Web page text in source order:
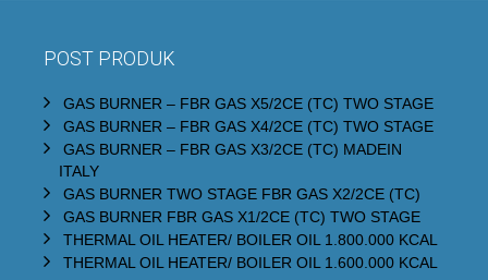
POST PRODUK
GAS BURNER – FBR GAS X5/2CE (TC) TWO STAGE
GAS BURNER – FBR GAS X4/2CE (TC) TWO STAGE
GAS BURNER – FBR GAS X3/2CE (TC) MADEIN
ITALY
GAS BURNER TWO STAGE FBR GAS X2/2CE (TC)
GAS BURNER FBR GAS X1/2CE (TC) TWO STAGE
THERMAL OIL HEATER/ BOILER OIL 1.800.000 KCAL
THERMAL OIL HEATER/ BOILER OIL 1.600.000 KCAL